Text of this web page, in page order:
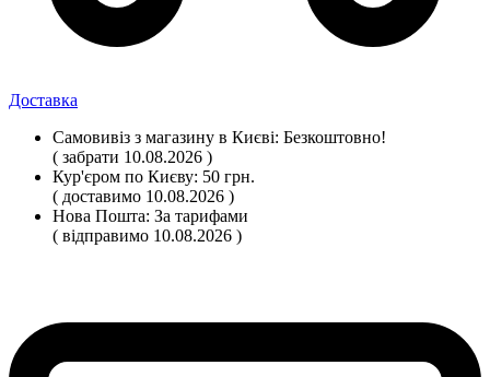
Доставка
Самовивіз з магазину в Києві: Безкоштовно!
( забрати 10.08.2026 )
Кур'єром по Києву: 50 грн.
( доставимо 10.08.2026 )
Нова Пошта: За тарифами
( відправимо 10.08.2026 )